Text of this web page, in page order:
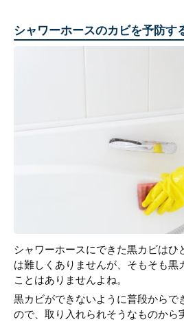
シャワーホースのカビを予防す
シャワーホースにできた黒カビはひ
は難しくありませんが、そもそも黒
ことはありませんよね。
黒カビができないように普段からで
ので、取り入れられそうなものから